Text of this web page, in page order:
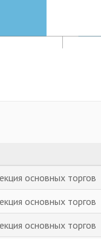
основных торгов
основных торгов
основных торгов